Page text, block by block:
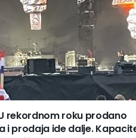
rekordnom roku prodano
i prodaja ide dalje.